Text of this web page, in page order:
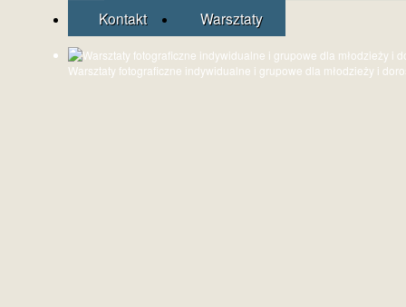
Kontakt
Warsztaty
Warsztaty fotograficzne indywidualne i grupowe dla młodzieży i